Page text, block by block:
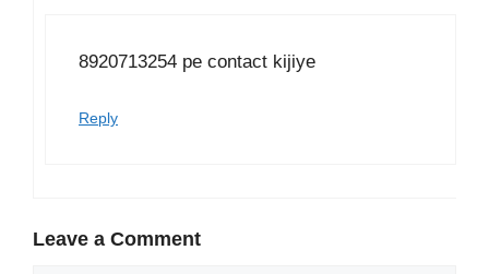
8920713254 pe contact kijiye
Reply
Leave a Comment